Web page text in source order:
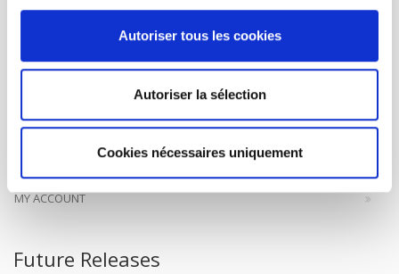
Autoriser tous les cookies
Autoriser la sélection
Cookies nécessaires uniquement
original research, to edit reference works for student use, and to
help public and political debate.
continue
FOREIGN RIGHTS
MY ACCOUNT
Future Releases